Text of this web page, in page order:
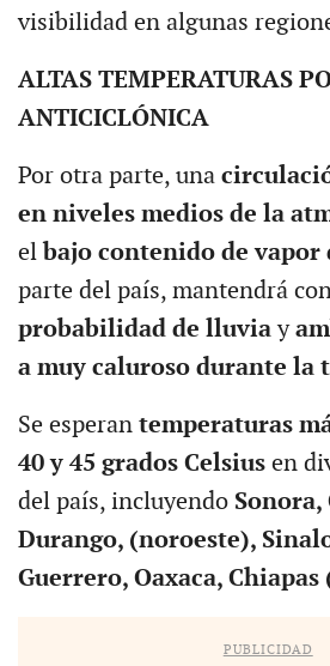
visibilidad en algunas
ALTAS TEMPERATURAS
ANTICICLÓNICA
Por otra parte, una
en niveles medios de la
elbajo contenido de vapor
parte del país, mantendrá
probabilidad de lluviay
a muy caluroso durante la
Se esperan temperaturas
40 y 45 grados Celsiusen
del país, incluyendo
Durango, (noroeste),
Guerrero, Oaxaca,
PUBLICIDAD